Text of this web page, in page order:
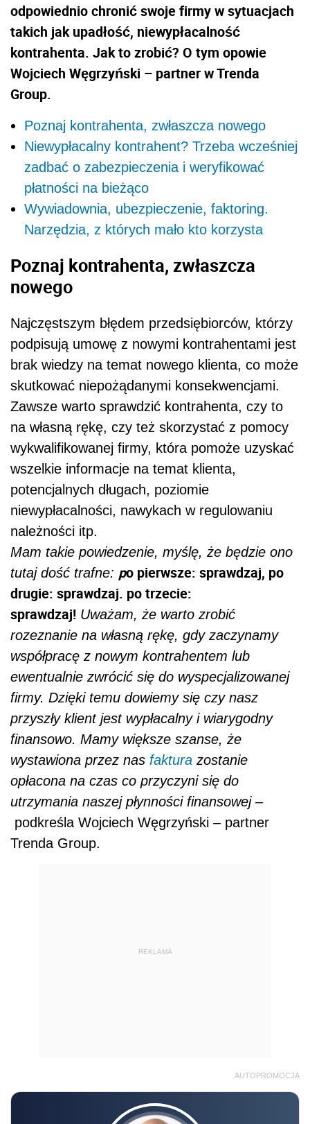
odpowiednio chronić swoje firmy w sytuacjach
takich jak upadłość, niewypłacalność
kontrahenta. Jak to zrobić? O tym opowie
Wojciech Węgrzyński – partner w Trenda
Group.
Poznaj kontrahenta, zwłaszcza nowego
Niewypłacalny kontrahent? Trzeba wcześniej
zadbać o zabezpieczenia i weryfikować
płatności na bieżąco
Wywiadownia, ubezpieczenie, faktoring.
Narzędzia, z których mało kto korzysta
Poznaj kontrahenta, zwłaszcza
nowego
Najczęstszym błędem przedsiębiorców, którzy
podpisują umowę z nowymi kontrahentami jest
brak wiedzy na temat nowego klienta, co może
skutkować niepożądanymi konsekwencjami.
Zawsze warto sprawdzić kontrahenta, czy to
na własną rękę, czy też skorzystać z pomocy
wykwalifikowanej firmy, która pomoże uzyskać
wszelkie informacje na temat klienta,
potencjalnych długach, poziomie
niewypłacalności, nawykach w regulowaniu
należności itp.
Mam takie powiedzenie, myślę, że będzie ono
tutaj dość trafne: po pierwsze: sprawdzaj, po
drugie: sprawdzaj. po trzecie:
sprawdzaj! Uważam, że warto zrobić
rozeznanie na własną rękę, gdy zaczynamy
współpracę z nowym kontrahentem lub
ewentualnie zwrócić się do wyspecjalizowanej
firmy. Dzięki temu dowiemy się czy nasz
przyszły klient jest wypłacalny i wiarygodny
finansowo. Mamy większe szanse, że
wystawiona przez nas faktura zostanie
opłacona na czas co przyczyni się do
utrzymania naszej płynności finansowej –
podkreśla Wojciech Węgrzyński – partner
Trenda Group.
REKLAMA
AUTOPROMOCJA